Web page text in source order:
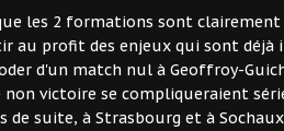
les 2 formations sont clairement
au profit des enjeux qui sont déjà
d'un match nul à Geoffroy-
non victoire se compliqueraient
de suite, à Strasbourg et à